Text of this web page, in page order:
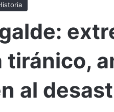
al